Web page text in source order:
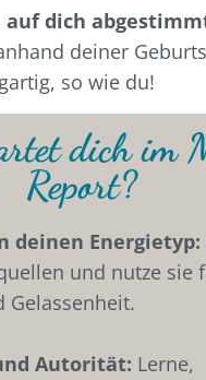
dich
deiner
so wie du!
dich im
Report?
deinen Energietyp:
und nutze sie
Gelassenheit.
Autorität: Lerne,